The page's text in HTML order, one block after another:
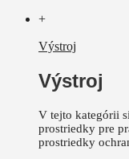
+
Výstroj
Výstroj
V tejto kategórii
prostriedky pre
prostriedky